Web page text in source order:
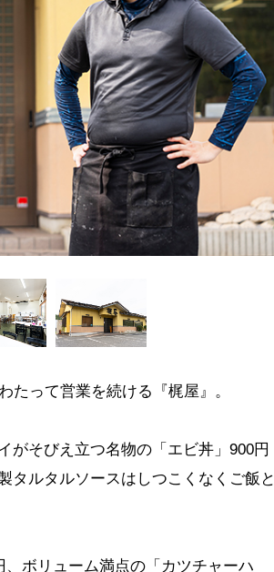
たって営業を続ける『梶屋』。
がそびえ立つ名物の「エビ丼」900円
タルタルソースはしつこくなくご飯と
ボリューム満点の「カツチャーハ